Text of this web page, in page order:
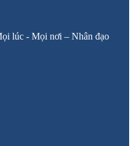
lúc - Mọi nơi – Nhân đạo